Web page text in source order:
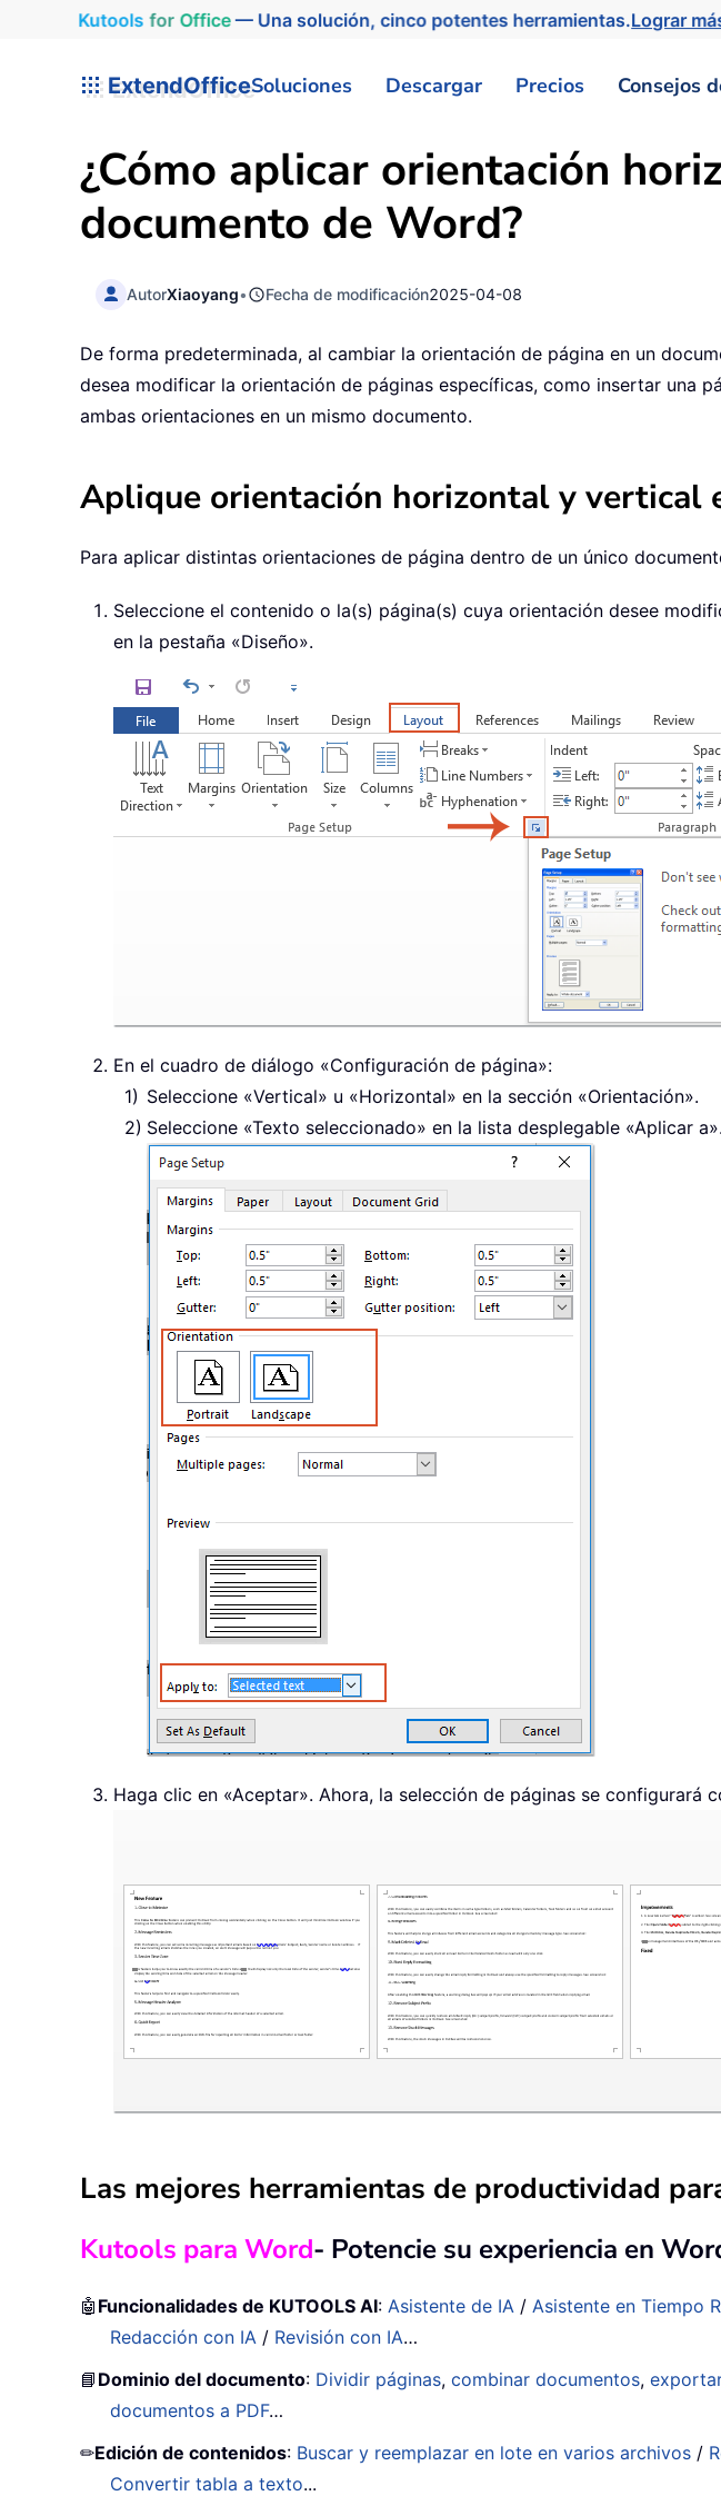
Kutools for Office— Una solución, cinco potentes herramientas.Lograr
ExtendOfficeSoluciones Descargar Precios Consejos
¿Cómo aplicar orientación
documento de Word?
AutorXiaoyang• Fecha de modificación2025-04-08
De forma predeterminada, al cambiar la orientación de página en un
desea modificar la orientación de páginas específicas, como insertar una
ambas orientaciones en un mismo documento.
Aplique orientación horizontal y vertical
Para aplicar distintas orientaciones de página dentro de un único
Seleccione el contenido o la(s) página(s) cuya orientación desee
en la pestaña «Diseño».
En el cuadro de diálogo «Configuración de página»:
Seleccione «Vertical» u «Horizontal» en la sección «Orientación».
Seleccione «Texto seleccionado» en la lista desplegable «Aplicar a».
Haga clic en «Aceptar». Ahora, la selección de páginas se configurará
Las mejores herramientas de productividad
Kutools para Word- Potencie su experiencia en
🤖 Funcionalidades de KUTOOLS AI: Asistente de IA / Asistente en Tiempo
Redacción con IA / Revisión con IA…
📘 Dominio del documento: Dividir páginas, combinar documentos,
documentos a PDF…
✏Edición de contenidos: Buscar y reemplazar en lote en varios archivos /
Convertir tabla a texto...